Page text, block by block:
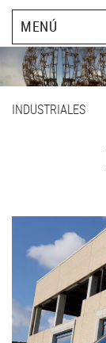
MENÚ
INDUSTRIALES